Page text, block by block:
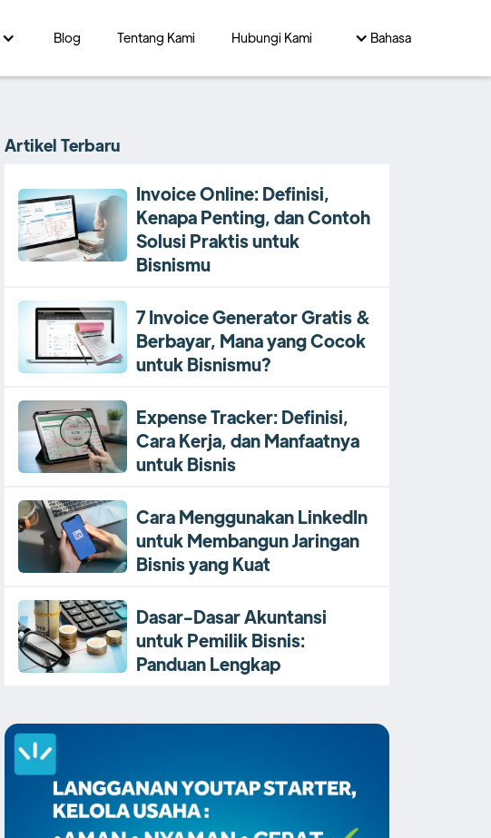
Blog Tentang Kami Hubungi Kami Bahasa
Artikel Terbaru
Invoice Online: Definisi,
Kenapa Penting, dan Contoh
Solusi Praktis untuk
Bisnismu
7 Invoice Generator Gratis &
Berbayar, Mana yang Cocok
untuk Bisnismu?
Expense Tracker: Definisi,
Cara Kerja, dan Manfaatnya
untuk Bisnis
Cara Menggunakan LinkedIn
untuk Membangun Jaringan
Bisnis yang Kuat
Dasar-Dasar Akuntansi
untuk Pemilik Bisnis:
Panduan Lengkap